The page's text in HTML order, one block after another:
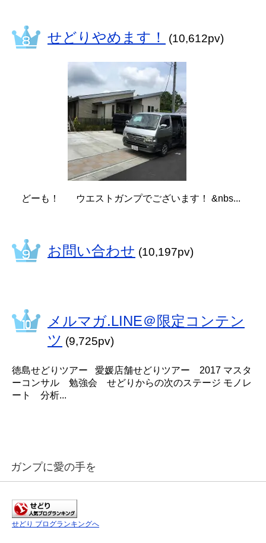
せどりやめます！ (10,612pv)
どーも！ ウエストガンプでございます！ &nbs...
お問い合わせ (10,197pv)
メルマガ.LINE＠限定コンテン
ツ (9,725pv)
徳島せどりツアー 愛媛店舗せどりツアー 2017 マスタ
ーコンサル 勉強会 せどりからの次のステージ モノレ
ート 分析...
ガンプに愛の手を
せどり ブログランキングへ